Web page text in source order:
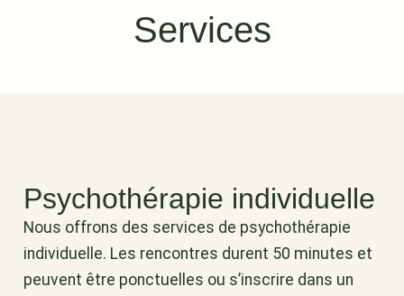
Services
Psychothérapie individuelle
Nous offrons des services de psychothérapie
individuelle. Les rencontres durent 50 minutes et
peuvent être ponctuelles ou s’inscrire dans un